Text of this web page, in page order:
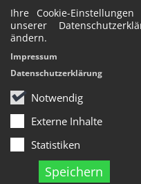
Ihre Cookie-
unserer
ändern.
Notwendig
Externe Inhalte
Statistiken
Speichern
Impressum
Datenschutzerklärung